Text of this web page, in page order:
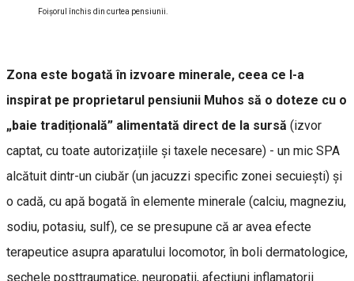
Foişorul închis din curtea pensiunii.
Zona este bogată în izvoare minerale, ceea ce l-a
inspirat pe proprietarul pensiunii Muhos să o doteze cu o
„baie tradițională” alimentată direct de la sursă (izvor
captat, cu toate autorizațiile și taxele necesare) - un mic SPA
alcătuit dintr-un ciubăr (un jacuzzi specific zonei secuiești) și
o cadă, cu apă bogată în elemente minerale (calciu, magneziu,
sodiu, potasiu, sulf), ce se presupune că ar avea efecte
terapeutice asupra aparatului locomotor, în boli dermatologice,
sechele posttraumatice, neuropatii, afecțiuni inflamatorii